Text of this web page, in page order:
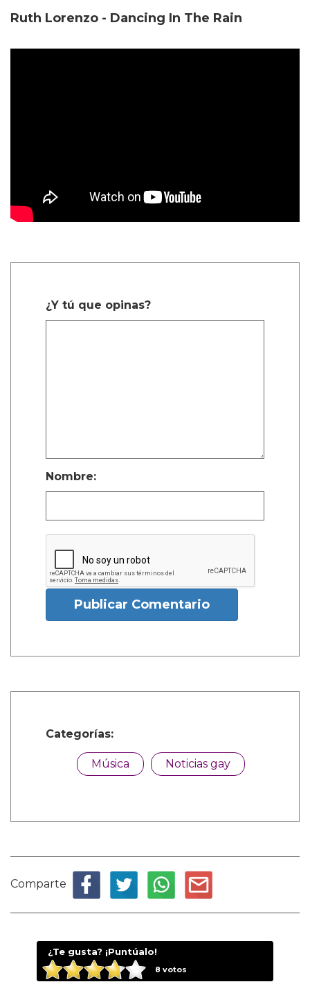
Ruth Lorenzo - Dancing In The Rain
¿Y tú que opinas?
Nombre:
Publicar Comentario
Categorías:
Música Noticias gay
Comparte
¿Te gusta? ¡Puntúalo!
8 votos